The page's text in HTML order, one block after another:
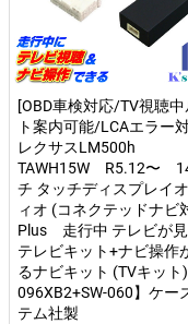
[OBD車検対応/TV視聴中
ト案内可能/LCAエラー
レクサスLM500h
TAWH15W R5.12〜
チ タッチディスプレイ
ィオ (コネクテッドナビ
Plus 走行中 テレビが
テレビキット+ナビ操作
るナビキット (TVキット
096XB2+SW-060】ケー
テム社製